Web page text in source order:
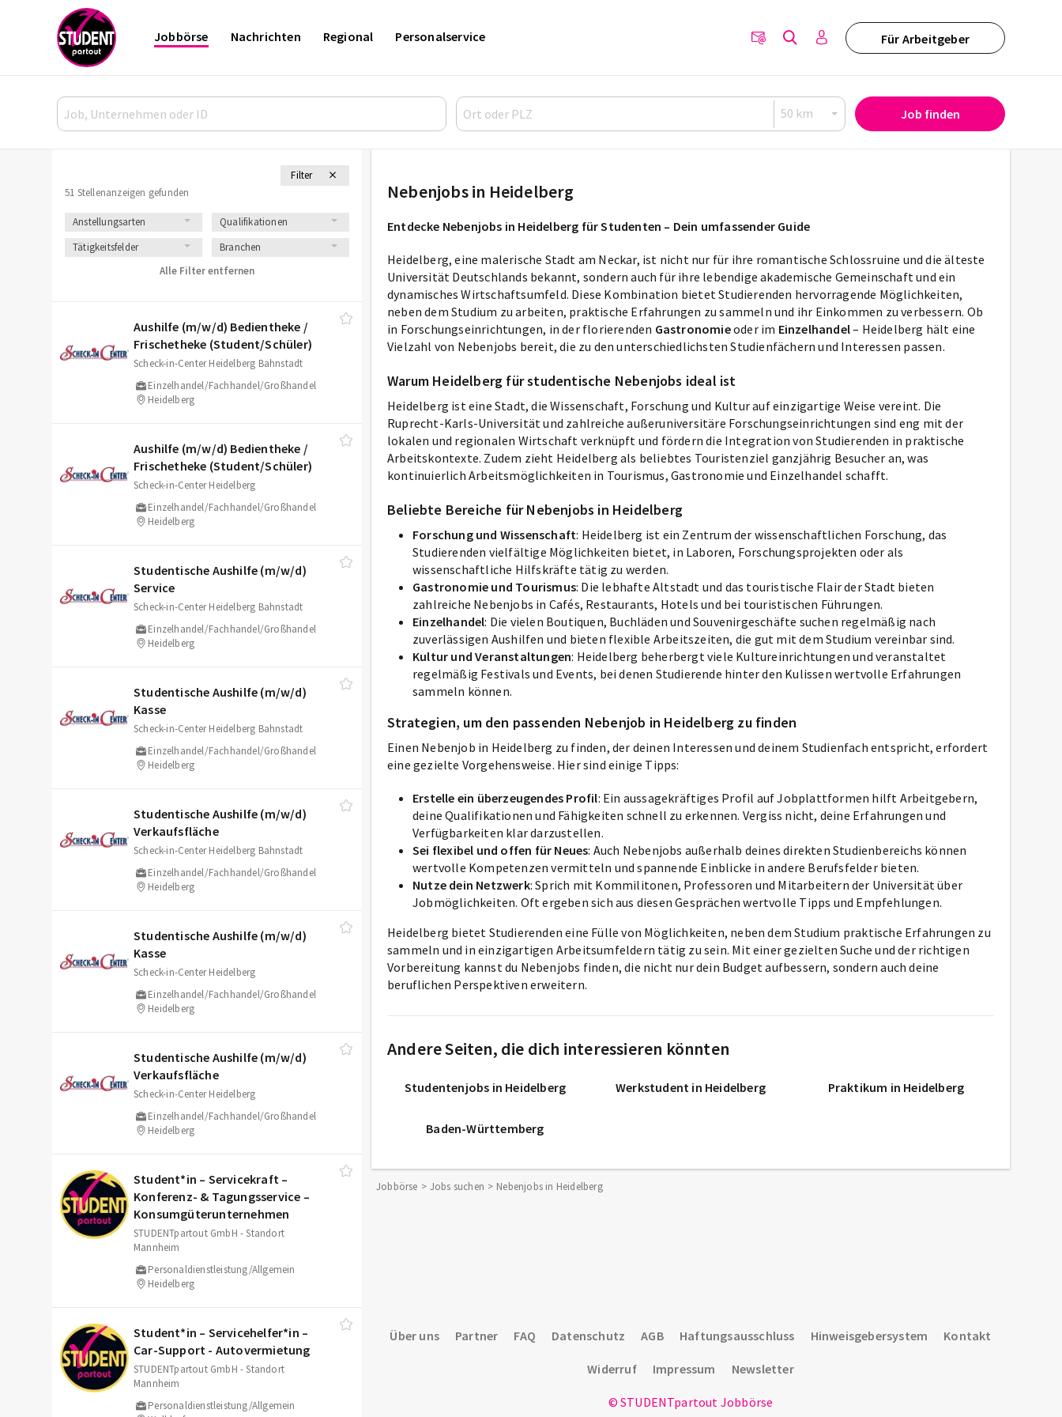
Für Arbeitgeber
Jobbörse Nachrichten Regional Personalservice
Job finden
Filter
51 Stellenanzeigen gefunden
Anstellungsarten
Qualifikationen
Tätigkeitsfelder
Branchen
Alle Filter entfernen
Aushilfe (m/​w/​d) Bedientheke /​
Frischetheke (Student/​Schüler)
Scheck-in-Center Heidelberg Bahnstadt
Einzelhandel/Fachhandel/Großhandel
Heidelberg
Aushilfe (m/​w/​d) Bedientheke /​
Frischetheke (Student/​Schüler)
Scheck-in-Center Heidelberg
Einzelhandel/Fachhandel/Großhandel
Heidelberg
Studentische Aushilfe (m/​w/​d)
Service
Scheck-in-Center Heidelberg Bahnstadt
Einzelhandel/Fachhandel/Großhandel
Heidelberg
Studentische Aushilfe (m/​w/​d)
Kasse
Scheck-in-Center Heidelberg Bahnstadt
Einzelhandel/Fachhandel/Großhandel
Heidelberg
Studentische Aushilfe (m/​w/​d)
Verkaufsfläche
Scheck-in-Center Heidelberg Bahnstadt
Einzelhandel/Fachhandel/Großhandel
Heidelberg
Studentische Aushilfe (m/​w/​d)
Kasse
Scheck-in-Center Heidelberg
Einzelhandel/Fachhandel/Großhandel
Heidelberg
Studentische Aushilfe (m/​w/​d)
Verkaufsfläche
Scheck-in-Center Heidelberg
Einzelhandel/Fachhandel/Großhandel
Heidelberg
Student*in – Servicekraft –
Konferenz- & Tagungsservice –
Konsumgüterunternehmen
STUDENTpartout GmbH - Standort
Mannheim
Personaldienstleistung/Allgemein
Heidelberg
Student*in – Servicehelfer*in –
Car-Support - Autovermietung
STUDENTpartout GmbH - Standort
Mannheim
Personaldienstleistung/Allgemein
Nebenjobs in Heidelberg
Entdecke Nebenjobs in Heidelberg für Studenten – Dein umfassender Guide
Heidelberg, eine malerische Stadt am Neckar, ist nicht nur für ihre romantische Schlossruine und die älteste
Universität Deutschlands bekannt, sondern auch für ihre lebendige akademische Gemeinschaft und ein
dynamisches Wirtschaftsumfeld. Diese Kombination bietet Studierenden hervorragende Möglichkeiten,
neben dem Studium zu arbeiten, praktische Erfahrungen zu sammeln und ihr Einkommen zu verbessern. Ob
in Forschungseinrichtungen, in der florierenden Gastronomieoder im Einzelhandel– Heidelberg hält eine
Vielzahl von Nebenjobs bereit, die zu den unterschiedlichsten Studienfächern und Interessen passen.
Warum Heidelberg für studentische Nebenjobs ideal ist
Heidelberg ist eine Stadt, die Wissenschaft, Forschung und Kultur auf einzigartige Weise vereint. Die
Ruprecht-Karls-Universität und zahlreiche außeruniversitäre Forschungseinrichtungen sind eng mit der
lokalen und regionalen Wirtschaft verknüpft und fördern die Integration von Studierenden in praktische
Arbeitskontexte. Zudem zieht Heidelberg als beliebtes Touristenziel ganzjährig Besucher an, was
kontinuierlich Arbeitsmöglichkeiten in Tourismus, Gastronomie und Einzelhandel schafft.
Beliebte Bereiche für Nebenjobs in Heidelberg
Forschung und Wissenschaft: Heidelberg ist ein Zentrum der wissenschaftlichen Forschung, das
Studierenden vielfältige Möglichkeiten bietet, in Laboren, Forschungsprojekten oder als
wissenschaftliche Hilfskräfte tätig zu werden.
Gastronomie und Tourismus: Die lebhafte Altstadt und das touristische Flair der Stadt bieten
zahlreiche Nebenjobs in Cafés, Restaurants, Hotels und bei touristischen Führungen.
Einzelhandel: Die vielen Boutiquen, Buchläden und Souvenirgeschäfte suchen regelmäßig nach
zuverlässigen Aushilfen und bieten flexible Arbeitszeiten, die gut mit dem Studium vereinbar sind.
Kultur und Veranstaltungen: Heidelberg beherbergt viele Kultureinrichtungen und veranstaltet
regelmäßig Festivals und Events, bei denen Studierende hinter den Kulissen wertvolle Erfahrungen
sammeln können.
Strategien, um den passenden Nebenjob in Heidelberg zu finden
Einen Nebenjob in Heidelberg zu finden, der deinen Interessen und deinem Studienfach entspricht, erfordert
eine gezielte Vorgehensweise. Hier sind einige Tipps:
Erstelle ein überzeugendes Profil: Ein aussagekräftiges Profil auf Jobplattformen hilft Arbeitgebern,
deine Qualifikationen und Fähigkeiten schnell zu erkennen. Vergiss nicht, deine Erfahrungen und
Verfügbarkeiten klar darzustellen.
Sei flexibel und offen für Neues: Auch Nebenjobs außerhalb deines direkten Studienbereichs können
wertvolle Kompetenzen vermitteln und spannende Einblicke in andere Berufsfelder bieten.
Nutze dein Netzwerk: Sprich mit Kommilitonen, Professoren und Mitarbeitern der Universität über
Jobmöglichkeiten. Oft ergeben sich aus diesen Gesprächen wertvolle Tipps und Empfehlungen.
Heidelberg bietet Studierenden eine Fülle von Möglichkeiten, neben dem Studium praktische Erfahrungen zu
sammeln und in einzigartigen Arbeitsumfeldern tätig zu sein. Mit einer gezielten Suche und der richtigen
Vorbereitung kannst du Nebenjobs finden, die nicht nur dein Budget aufbessern, sondern auch deine
beruflichen Perspektiven erweitern.
Andere Seiten, die dich interessieren könnten
Studentenjobs in Heidelberg Werkstudent in Heidelberg Praktikum in Heidelberg
Baden-Württemberg
Jobbörse Jobs suchen Nebenjobs in Heidelberg
Über uns Partner FAQ Datenschutz AGB Haftungsausschluss Hinweisgebersystem Kontakt
Widerruf Impressum Newsletter
© STUDENTpartout Jobbörse